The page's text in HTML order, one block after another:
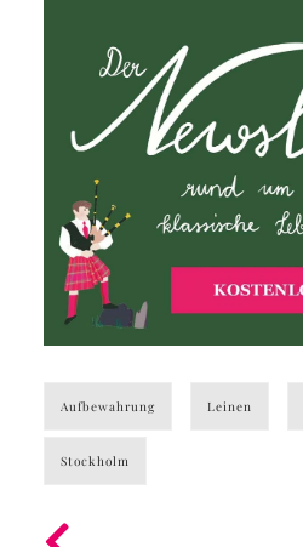
Aufbewahrung Leinen
Stockholm